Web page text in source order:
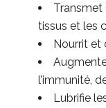
Transmet
tissus et les
Nourrit et
l’immunité,
Lubrifie